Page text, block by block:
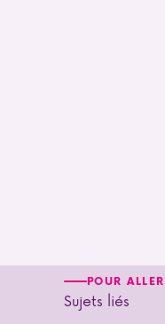
POUR
Sujets liés